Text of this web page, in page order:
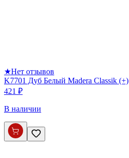
★Нет отзывов
K7701 Дуб Белый Madera Classik (+)
421 ₽
В наличии